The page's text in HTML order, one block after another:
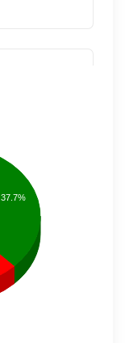
37.7%